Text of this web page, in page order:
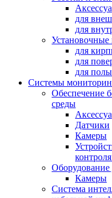
для
для
Установочные
для
для
для
Системы
Обеспечение
среды
Датчики
Камеры
Оборудование
Камеры
Система